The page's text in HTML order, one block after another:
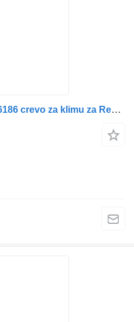
Conductă filtru aer 5010626186 crevo za klimu za Renault – kamiona